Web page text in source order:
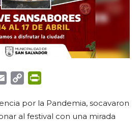
Email Copy
por la Pandemia, socavaron
al festival con una mirada